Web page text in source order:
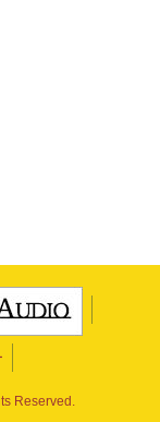
Reserved.